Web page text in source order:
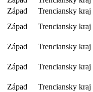
Západ
Trenciansky kraj
Západ
Trenciansky kraj
Západ Trenciansky kraj
Západ Trenciansky kraj
Západ Trenciansky kraj